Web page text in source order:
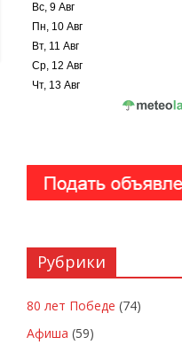
Вс, 9 Авг
Пн, 10 Авг
Вт, 11 Авг
Ср, 12 Авг
Чт, 13 Авг
Рубрики
80 лет Победе (74)
Афиша (59)